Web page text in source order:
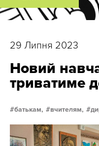
29 Липня 2023
Новий
триватиме
батькам, вчителям,